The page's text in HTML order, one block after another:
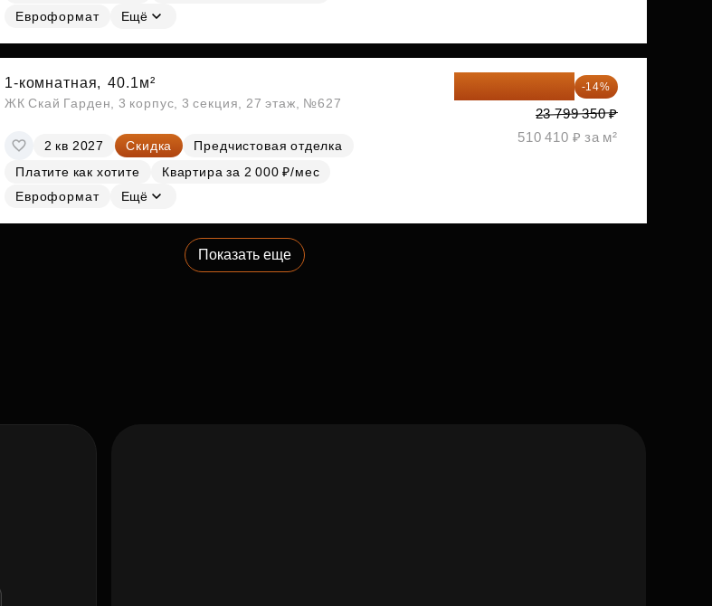
Евроформат
Ещё
1-комнатная, 40.1м²
ЖК Скай Гарден, 3 корпус, 3 секция, 27 этаж, №627
2 кв 2027 Скидка
Предчистовая отделка
Платите как хотите
Квартира за 2 000 ₽/мес
Евроформат
Ещё
-14%
23 799 350 ₽
510 410 ₽ за м²
Показать еще